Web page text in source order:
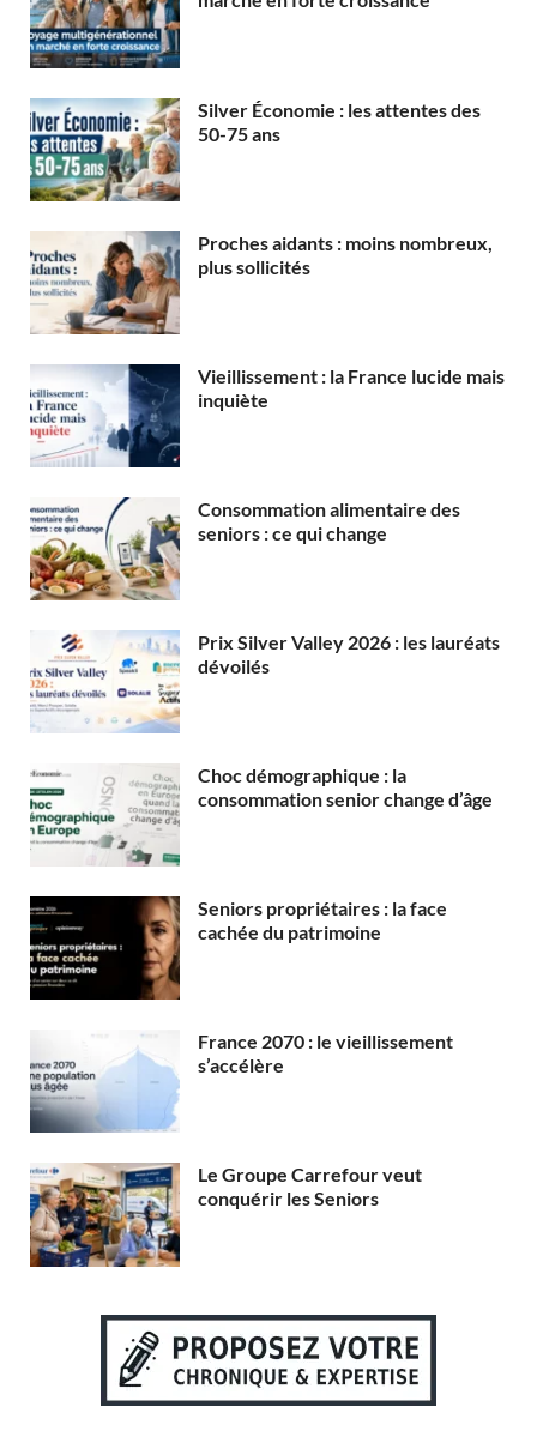
Silver Économie : les attentes des
50-75 ans
Proches aidants : moins nombreux,
plus sollicités
Vieillissement : la France lucide mais
inquiète
Consommation alimentaire des
seniors : ce qui change
Prix Silver Valley 2026 : les lauréats
dévoilés
Choc démographique : la
consommation senior change d’âge
Seniors propriétaires : la face
cachée du patrimoine
France 2070 : le vieillissement
s’accélère
Le Groupe Carrefour veut
conquérir les Seniors